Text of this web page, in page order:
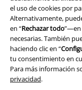
el uso de cookies por
Alternativamente,
en “Rechazar todo”—en
necesarias. También
haciendo clic en “
tu consentimiento en
Para más información
privacidad.
Ley protección de datos
Eliminación de
Declaración de
Información sobre